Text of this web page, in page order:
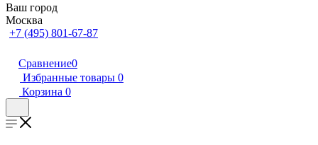
Ваш город
Москва
+7 (495) 801-67-87
Сравнение0
Избранные товары 0
Корзина 0